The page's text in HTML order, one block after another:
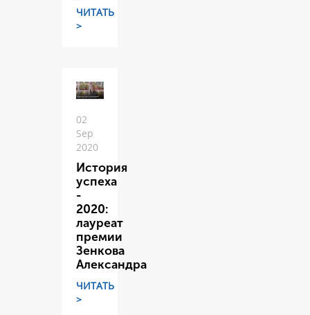
ЧИТАТЬ
>
02
Sep
2020
История
успеха
-
2020:
лауреат
премии
Зенкова
Александра
ЧИТАТЬ
>